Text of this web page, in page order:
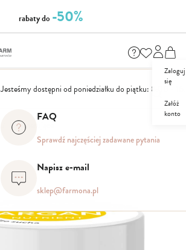
rabaty do -50%
Jesteśmy dostępni od poniedziałku do piątku: 8.00 -
FAQ
Sprawdź najczęściej zadawane pytania
Napisz e-mail
sklep@farmona.pl
Zaloguj
się
Załóż
konto
NASZE
Regenerujące